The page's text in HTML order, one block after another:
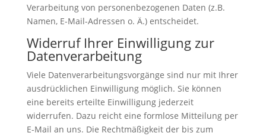
Verarbeitung von personenbezogenen Daten (z.B.
Namen, E-Mail-Adressen o. Ä.) entscheidet.
Widerruf Ihrer Einwilligung zur
Datenverarbeitung
Viele Datenverarbeitungsvorgänge sind nur mit Ihrer
ausdrücklichen Einwilligung möglich. Sie können
eine bereits erteilte Einwilligung jederzeit
widerrufen. Dazu reicht eine formlose Mitteilung per
E-Mail an uns. Die Rechtmäßigkeit der bis zum